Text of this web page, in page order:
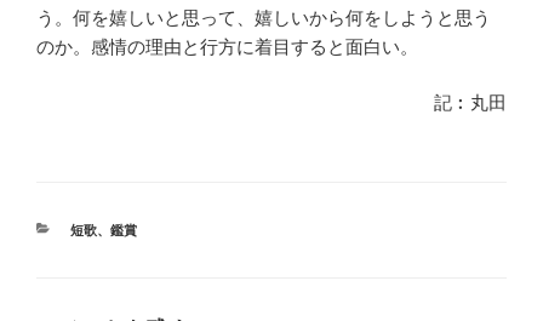
う。何を嬉しいと思って、嬉しいから何をしようと思う
のか。感情の理由と行方に着目すると面白い。
記︰丸田
カ
短歌、 鑑賞